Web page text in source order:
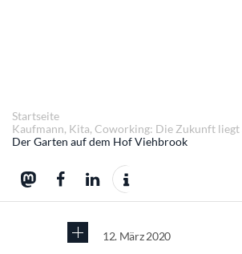
Startseite
Kaufmann, Kita, Coworking: Die Zukunft liegt
Der Garten auf dem Hof Viehbrook
12. März 2020